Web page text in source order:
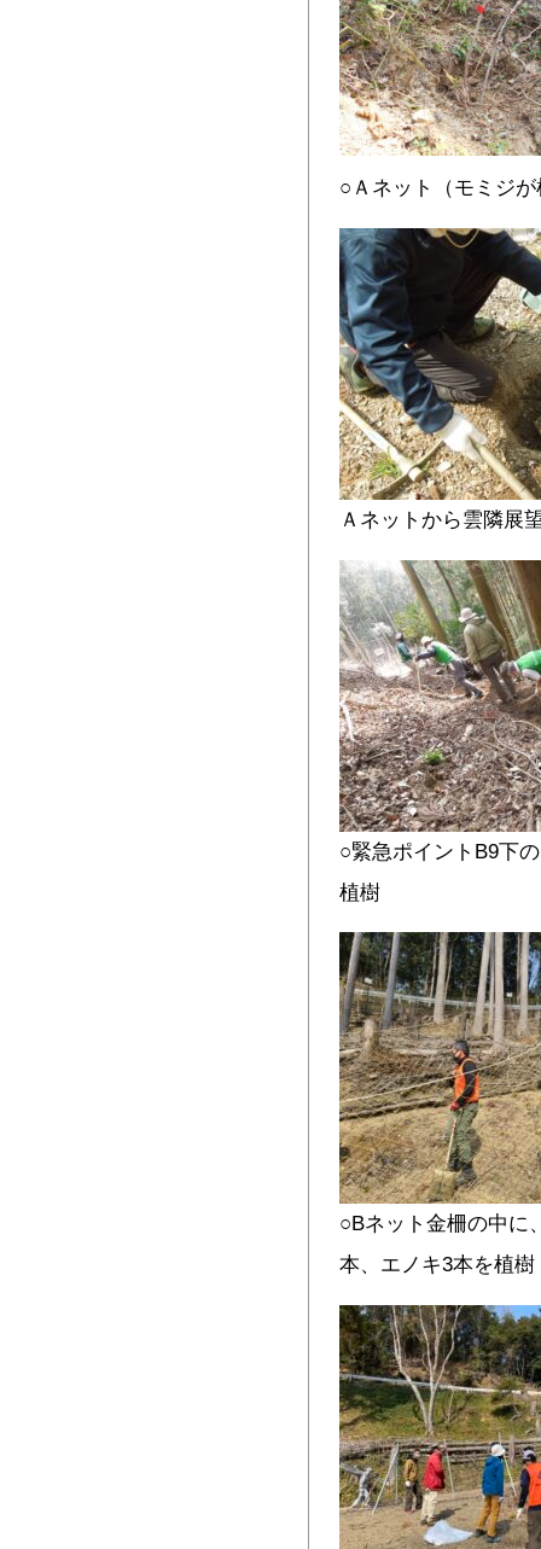
○Ａネット（モミジ
Ａネットから雲隣展
○緊急ポイントB9下
植樹
○Bネット金柵の中に
本、エノキ3本を植樹